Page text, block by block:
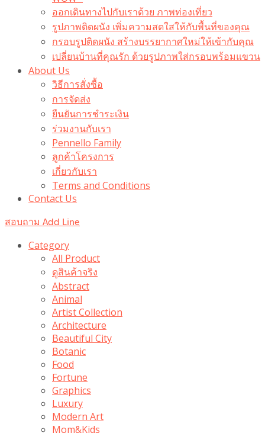
ออกเดินทางไปกับเราด้วย ภาพท่องเที่ยว
รูปภาพติดผนัง เพิ่มความสดใสให้กับพื้นที่ของคุณ
กรอบรูปติดผนัง สร้างบรรยากาศใหม่ให้เข้ากับคุณ
เปลี่ยนบ้านที่คุณรัก ด้วยรูปภาพใส่กรอบพร้อมแขวน​
About Us
วิธีการสั่งซื้อ
การจัดส่ง
ยืนยันการชำระเงิน
ร่วมงานกับเรา
Pennello Family
ลูกค้าโครงการ
เกี่ยวกับเรา
Terms and Conditions
Contact Us
สอบถาม Add Line
Category
All Product
ดูสินค้าจริง
Abstract
Animal
Artist Collection
Architecture
Beautiful City
Botanic
Food
Fortune
Graphics
Luxury
Modern Art
Mom&Kids